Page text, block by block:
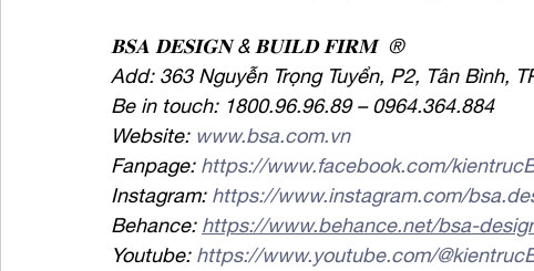
𝐁𝐒𝐀 𝐃𝐄𝐒𝐈𝐆𝐍 & 𝐁𝐔𝐈𝐋𝐃 𝐅𝐈𝐑𝐌 ®
Add: 363 Nguyễn Trọng Tuyển, P2, Tân Bình,
Be in touch: 1800.96.96.89 – 0964.364.884
Website: www.bsa.com.vn
Fanpage: https://www.facebook.com/
Instagram: https://www.instagram.com/
Behance: https://www.behance.net/bsa-
Youtube: https://www.youtube.com/